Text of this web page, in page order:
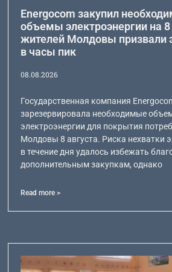
Energocom закупил
объемы электроэнергии на 8
жителей Молдовы призвали
в часы пик
08.08.2026
Государственная компания
зарезервировала необходимые
электроэнергии для покрытия
Молдовы 8 августа. Риска нехватки
в течение дня удалось избежать
дополнительным закупкам, однако
Read more >